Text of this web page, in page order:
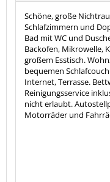
Schöne, große
Schlafzimmern und
Bad mit WC und
Backofen, Mikrowelle,
großem Esstisch.
bequemen
Internet, Terrasse.
Reinigungsservice
nicht erlaubt.
Motorräder und